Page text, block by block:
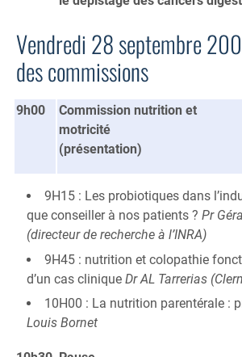
Vendredi 28 septembre
des commissions
9h00
Commission nutrition et
motricité
(présentation)
9H15 : Les probiotiques dans
que conseiller à nos patients ? Pr
(directeur de recherche à l’INRA)
9H45 : nutrition et colopathie
d’un cas clinique Dr AL Tarrerias
10H00 : La nutrition parentérale :
Louis Bornet